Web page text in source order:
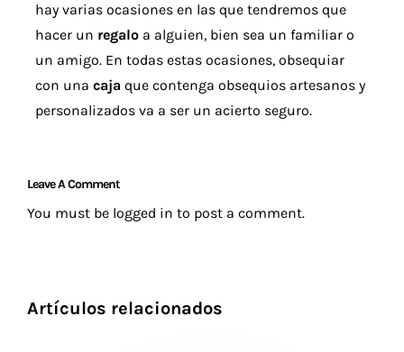
hay varias ocasiones en las que tendremos que
hacer un regalo a alguien, bien sea un familiar o
un amigo. En todas estas ocasiones, obsequiar
con una caja que contenga obsequios artesanos y
personalizados va a ser un acierto seguro.
Leave A Comment
You must be logged in to post a comment.
Artículos relacionados